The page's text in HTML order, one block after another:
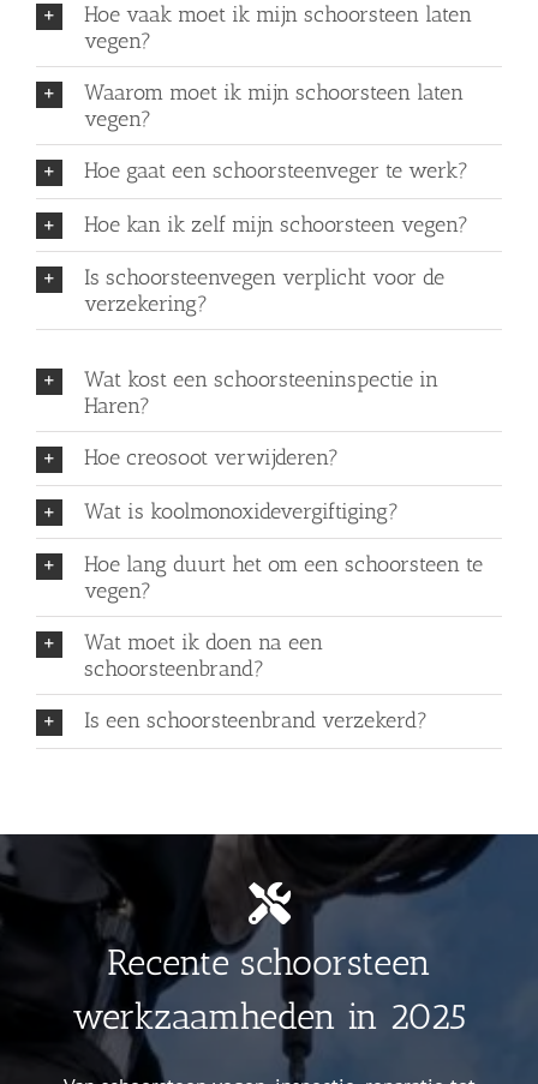
Hoe vaak moet ik mijn schoorsteen laten
vegen?
Waarom moet ik mijn schoorsteen laten
vegen?
Hoe gaat een schoorsteenveger te werk?
Hoe kan ik zelf mijn schoorsteen vegen?
Is schoorsteenvegen verplicht voor de
verzekering?
Wat kost een schoorsteeninspectie in
Haren?
Hoe creosoot verwijderen?
Wat is koolmonoxidevergiftiging?
Hoe lang duurt het om een schoorsteen te
vegen?
Wat moet ik doen na een
schoorsteenbrand?
Is een schoorsteenbrand verzekerd?
Recente schoorsteen
werkzaamheden in 2025